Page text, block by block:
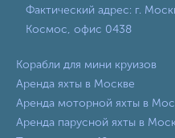
Фактический адрес: г.
Космос, офис 0438
Корабли для мини круизов
Аренда яхты в Москве
Аренда моторной яхты в
Аренда парусной яхты в